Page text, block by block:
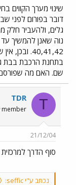
שינוי מערך הקווים
דובר בפורום לפני
גלים, ולהעביר חלק
נוה שאנן להמשיך
40,41,42.
בתחנת הרכבת בבת
שם. האם מה שפורסם
T
TDR
member
21/12/04
סוף הדרך
נכתב ע"י seffic: